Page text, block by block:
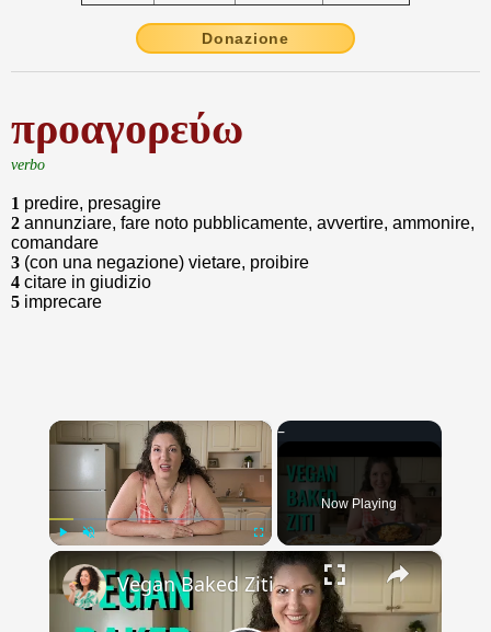
Donazione
προαγορεύω
verbo
1 predire, presagire
2 annunziare, fare noto pubblicamente, avvertire, ammonire,
comandare
3 (con una negazione) vietare, proibire
4 citare in giudizio
5 imprecare
×
Fullscreen
Now Playing
×
Vegan Baked Ziti with Lentils, Tofu Ricotta, and Cashew Mozzarella